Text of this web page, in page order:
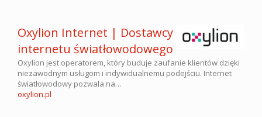
Oxylion Internet | Dostawcy
internetu światłowodowego
Oxylion jest operatorem, który buduje zaufanie klientów dzięki
niezawodnym usługom i indywidualnemu podejściu. Internet
światłowodowy pozwala na…
oxylion.pl